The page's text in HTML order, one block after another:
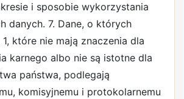
i sposobie wykorzystania
danych. 7. Dane, o których
które nie mają znaczenia dla
karnego albo nie są istotne dla
państwa, podlegają
komisyjnemu i protokolarnemu